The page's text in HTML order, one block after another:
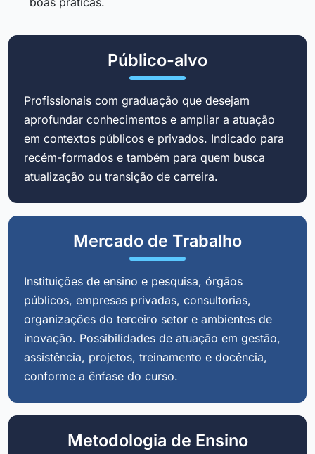
Público-alvo
Profissionais com graduação que desejam
aprofundar conhecimentos e ampliar a atuação
em contextos públicos e privados. Indicado para
recém-formados e também para quem busca
atualização ou transição de carreira.
Mercado de Trabalho
Instituições de ensino e pesquisa, órgãos
públicos, empresas privadas, consultorias,
organizações do terceiro setor e ambientes de
inovação. Possibilidades de atuação em gestão,
assistência, projetos, treinamento e docência,
conforme a ênfase do curso.
Metodologia de Ensino